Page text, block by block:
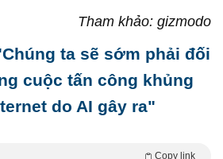
Tham khảo: gizmodo
ta sẽ sớm phải đối
cuộc tấn công khủng
do AI gây ra"
Copy link